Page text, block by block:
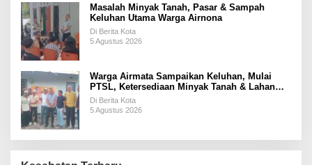
Masalah Minyak Tanah, Pasar & Sampah
Keluhan Utama Warga Airnona
Di Berita Kota
5 Agustus 2026
Warga Airmata Sampaikan Keluhan, Mulai
PTSL, Ketersediaan Minyak Tanah & Lahan
Pemakaman
Di Berita Kota
5 Agustus 2026